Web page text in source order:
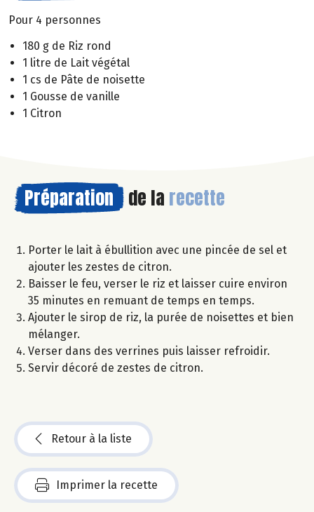
Pour 4 personnes
180 g de Riz rond
1 litre de Lait végétal
1 cs de Pâte de noisette
1 Gousse de vanille
1 Citron
Préparation de la recette
Porter le lait à ébullition avec une pincée de sel et
ajouter les zestes de citron.
Baisser le feu, verser le riz et laisser cuire environ
35 minutes en remuant de temps en temps.
Ajouter le sirop de riz, la purée de noisettes et bien
mélanger.
Verser dans des verrines puis laisser refroidir.
Servir décoré de zestes de citron.
Retour à la liste
Imprimer la recette